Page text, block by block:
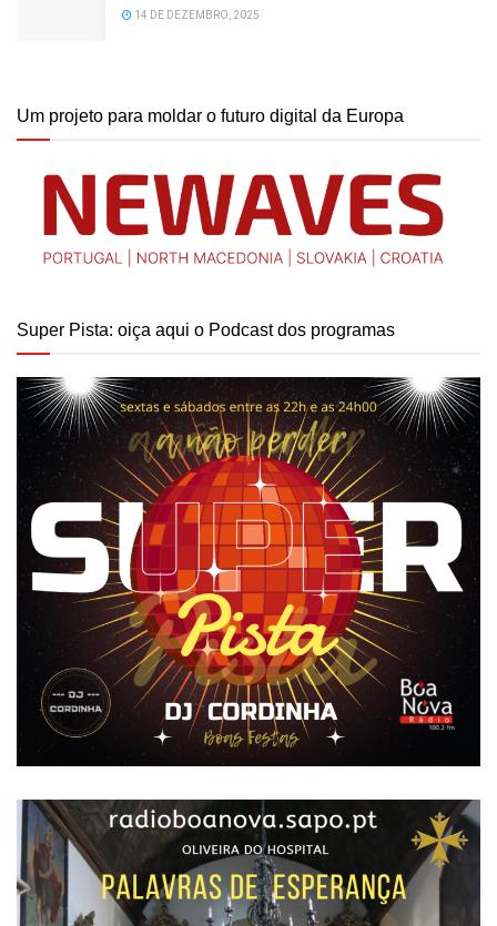
14 DE DEZEMBRO, 2025
Um projeto para moldar o futuro digital da Europa
Super Pista: oiça aqui o Podcast dos programas